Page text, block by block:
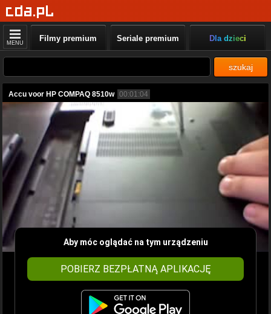
MENU Filmy premium Seriale premium Dla dzieci
szukaj
Accu voor HP COMPAQ 8510w 00:01:04
Aby móc oglądać na tym urządzeniu
POBIERZ BEZPŁATNĄ APLIKACJĘ